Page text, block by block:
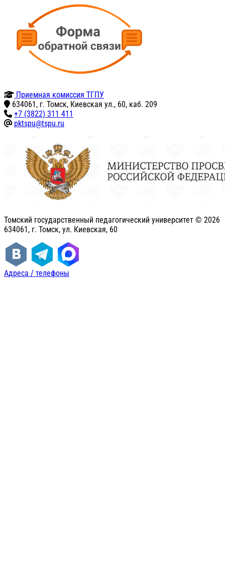
Приемная комиссия ТГПУ
634061, г. Томск, Киевская ул., 60, каб. 209
+7 (3822) 311 411
pktspu@tspu.ru
Томский государственный педагогический университет © 2026
634061, г. Томск, ул. Киевская, 60
Адреса / телефоны